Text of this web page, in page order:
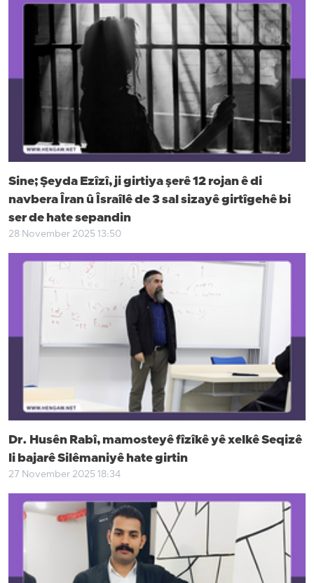
Sine; Şeyda Ezîzî, ji girtiya şerê 12 rojan ê di
navbera Îran û Îsraîlê de 3 sal sizayê girtîgehê bi
ser de hate sepandin
28 November 2025 13:50
Dr. Husên Rabî, mamosteyê fîzîkê yê xelkê Seqizê
li bajarê Silêmaniyê hate girtin
27 November 2025 18:34